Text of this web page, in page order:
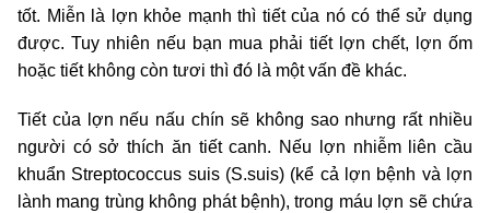
tốt. Miễn là lợn khỏe mạnh thì tiết của nó có thể sử dụng
được. Tuy nhiên nếu bạn mua phải tiết lợn chết, lợn ốm
hoặc tiết không còn tươi thì đó là một vấn đề khác.
Tiết của lợn nếu nấu chín sẽ không sao nhưng rất nhiều
người có sở thích ăn tiết canh. Nếu lợn nhiễm liên cầu
khuẩn Streptococcus suis (S.suis) (kể cả lợn bệnh và lợn
lành mang trùng không phát bệnh), trong máu lợn sẽ chứa